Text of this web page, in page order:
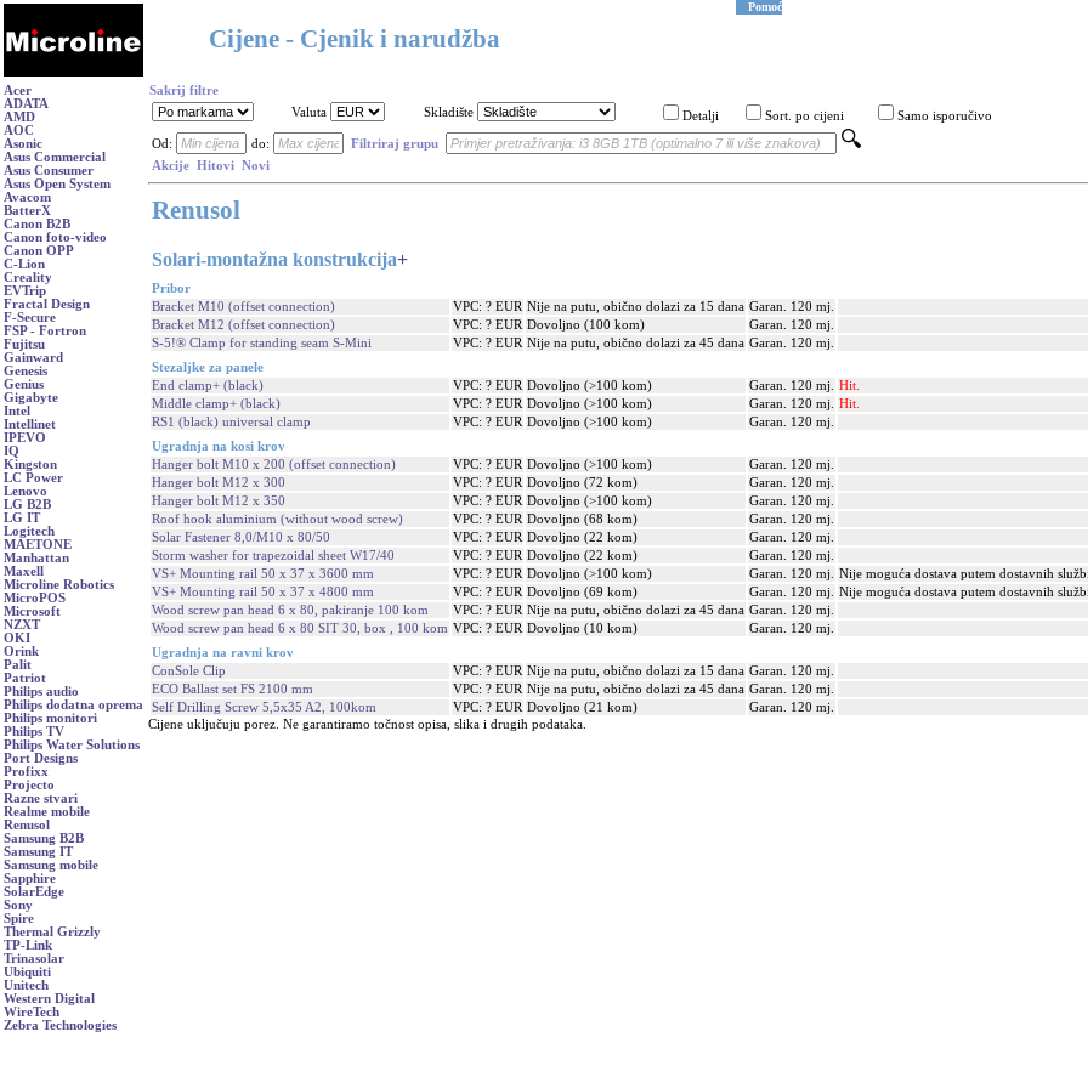
Cijene - Cjenik i narudžba
Pomoć
Acer
ADATA
AMD
AOC
Asonic
Asus Commercial
Asus Consumer
Asus Open System
Avacom
BatterX
Canon B2B
Canon foto-video
Canon OPP
C-Lion
Creality
EVTrip
Fractal Design
F-Secure
FSP - Fortron
Fujitsu
Gainward
Genesis
Genius
Gigabyte
Intel
Intellinet
IPEVO
IQ
Kingston
LC Power
Lenovo
LG B2B
LG IT
Logitech
MAETONE
Manhattan
Maxell
Microline Robotics
MicroPOS
Microsoft
NZXT
OKI
Orink
Palit
Patriot
Philips audio
Philips dodatna oprema
Philips monitori
Philips TV
Philips Water Solutions
Port Designs
Profixx
Projecto
Razne stvari
Realme mobile
Renusol
Samsung B2B
Samsung IT
Samsung mobile
Sapphire
SolarEdge
Sony
Spire
Thermal Grizzly
TP-Link
Trinasolar
Ubiquiti
Unitech
Western Digital
WireTech
Zebra Technologies
Sakrij filtre
Valuta
Skladište Detalji Sort. po cijeni Samo isporučivo
Od: do:
Filtriraj grupu
Akcije Hitovi Novi
Renusol
Solari-montažna konstrukcija+
Pribor
Bracket M10 (offset connection)
VPC: ? EUR Nije na putu, obično dolazi za 15 dana Garan. 120 mj.
Bracket M12 (offset connection)
VPC: ? EUR Dovoljno (100 kom)
Garan. 120 mj.
S-5!® Clamp for standing seam S-Mini
VPC: ? EUR Nije na putu, obično dolazi za 45 dana Garan. 120 mj.
Stezaljke za panele
End clamp+ (black)
VPC: ? EUR Dovoljno (>100 kom) Garan. 120 mj.
Hit.
Middle clamp+ (black)
VPC: ? EUR Dovoljno (>100 kom) Garan. 120 mj.
Hit.
RS1 (black) universal clamp
VPC: ? EUR Dovoljno (>100 kom)
Garan. 120 mj.
Ugradnja na kosi krov
Hanger bolt M10 x 200 (offset connection)
VPC: ? EUR Dovoljno (>100 kom)
Garan. 120 mj.
Hanger bolt M12 x 300
VPC: ? EUR Dovoljno (72 kom)
Garan. 120 mj.
Hanger bolt M12 x 350
VPC: ? EUR Dovoljno (>100 kom)
Garan. 120 mj.
Roof hook aluminium (without wood screw)
VPC: ? EUR Dovoljno (68 kom)
Garan. 120 mj.
Solar Fastener 8,0/M10 x 80/50
VPC: ? EUR Dovoljno (22 kom)
Garan. 120 mj.
Storm washer for trapezoidal sheet W17/40
VPC: ? EUR Dovoljno (22 kom)
Garan. 120 mj.
VS+ Mounting rail 50 x 37 x 3600 mm
VPC: ? EUR Dovoljno (>100 kom) Garan. 120 mj. Nije moguća dostava putem dostavnih
VS+ Mounting rail 50 x 37 x 4800 mm
VPC: ? EUR Dovoljno (69 kom) Garan. 120 mj.
Nije moguća dostava putem dostavnih
Wood screw pan head 6 x 80, pakiranje 100 kom
VPC: ? EUR Nije na putu, obično dolazi za 45 dana Garan. 120 mj.
Wood screw pan head 6 x 80 SIT 30, box , 100 kom VPC: ? EUR Dovoljno (10 kom)
Garan. 120 mj.
Ugradnja na ravni krov
ConSole Clip
VPC: ? EUR Nije na putu, obično dolazi za 15 dana Garan. 120 mj.
ECO Ballast set FS 2100 mm
VPC: ? EUR Nije na putu, obično dolazi za 45 dana Garan. 120 mj.
Self Drilling Screw 5,5x35 A2, 100kom
VPC: ? EUR Dovoljno (21 kom)
Garan. 120 mj.
Cijene uključuju porez. Ne garantiramo točnost opisa, slika i drugih podataka.